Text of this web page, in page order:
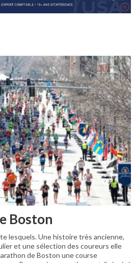
Boston
lesquels. Une histoire très ancienne,
et une sélection des coureurs elle
de Boston une course